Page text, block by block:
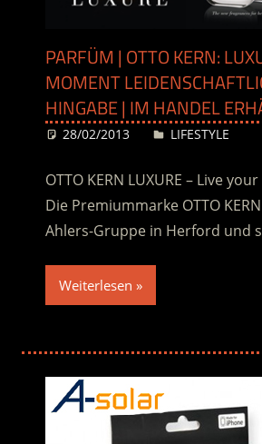
PARFÜM | OTTO KERN:
MOMENT
HINGABE | IM HANDEL
28/02/2013 Desiree
LIFESTYLE
OTTO KERN LUXURE – Live
Die Premiummarke OTTO
Ahlers-Gruppe in Herford und
Weiterlesen